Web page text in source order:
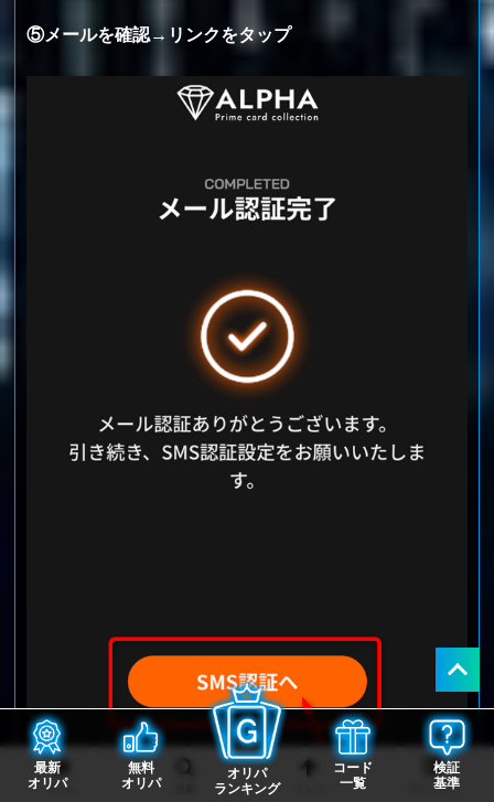
⑤メールを確認→リンクをタップ
最新
オリパ
無料
オリパ
オリパ
ランキング
コード
一覧
検証
基準
ホーム サイドバー